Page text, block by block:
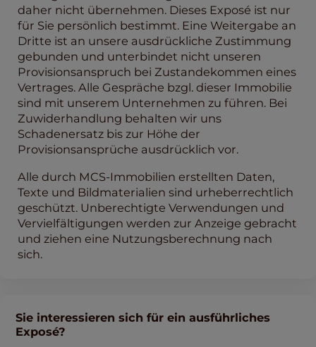
daher nicht übernehmen. Dieses Exposé ist nur
für Sie persönlich bestimmt. Eine Weitergabe an
Dritte ist an unsere ausdrückliche Zustimmung
gebunden und unterbindet nicht unseren
Provisionsanspruch bei Zustandekommen eines
Vertrages. Alle Gespräche bzgl. dieser Immobilie
sind mit unserem Unternehmen zu führen. Bei
Zuwiderhandlung behalten wir uns
Schadenersatz bis zur Höhe der
Provisionsansprüche ausdrücklich vor.
Alle durch MCS-Immobilien erstellten Daten,
Texte und Bildmaterialien sind urheberrechtlich
geschützt. Unberechtigte Verwendungen und
Vervielfältigungen werden zur Anzeige gebracht
und ziehen eine Nutzungsberechnung nach
sich.
Sie interessieren sich für ein ausführliches
Exposé?